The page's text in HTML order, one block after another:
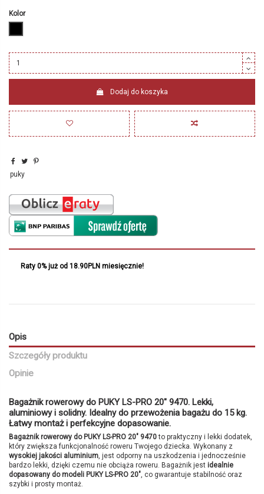
Kolor
Dodaj do koszyka
puky
Raty 0% już od 18.90PLN miesięcznie!
Opis
Szczegóły produktu
Opinie
Bagażnik rowerowy do PUKY LS-PRO 20" 9470. Lekki,
aluminiowy i solidny. Idealny do przewożenia bagażu do 15 kg.
Łatwy montaż i perfekcyjne dopasowanie.
Bagażnik rowerowy do PUKY LS-PRO 20" 9470to praktyczny i lekki dodatek,
który zwiększa funkcjonalność roweru Twojego dziecka. Wykonany z
wysokiej jakości aluminium , jest odporny na uszkodzenia i jednocześnie
bardzo lekki, dzięki czemu nie obciąża roweru. Bagażnik jest idealnie
dopasowany do modeli PUKY LS-PRO 20" , co gwarantuje stabilność oraz
szybki i prosty montaż.